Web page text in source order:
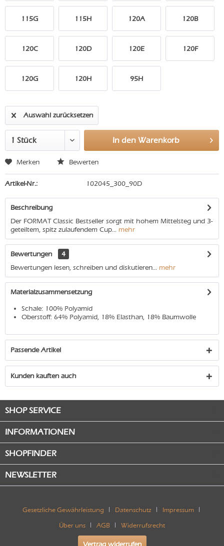
115G 115H 120A 120B
120C 120D 120E 120F
120G 120H 95H
Auswahl zurücksetzen
In den Warenkorb
Merken Bewerten
Artikel-Nr.: 102045_300_90D
Beschreibung
Der FORMAT Classic Bestseller sorgt mit hohem Mittelsteg und 3-
geteiltem, spitz zulaufendem Cup... mehr
Bewertungen
4
Bewertungen lesen, schreiben und diskutieren... mehr
Materialzusammensetzung
Schale: 100% Polyamid
Oberstoff: 64% Polyamid, 18% Elasthan, 18% Baumwolle
Passende Artikel
Kunden kauften auch
SHOP SERVICE
INFORMATIONEN
SHOPFINDER
NEWSLETTER
Gesetzliche Gewährleistung Datenschutz Impressum
Über uns AGB Widerrufsrecht
Vertrag widerrufen